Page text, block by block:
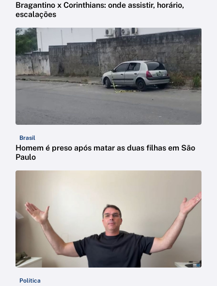
Bragantino x Corinthians: onde assistir, horário,
escalações
Brasil
Homem é preso após matar as duas filhas em São
Paulo
Política